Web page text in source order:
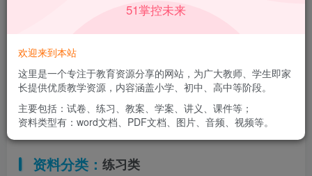
适用年级：四年级下册
文件类型：高清PDF
资料分类： 练习类
51掌控未来
欢迎来到本站
这里是一个专注于教育资源分享的网站，为广大教师、学生即家
长提供优质教学资源，内容涵盖小学、初中、高中等阶段。
主要包括：试卷、练习、教案、学案、讲义、课件等；
资料类型有：word文档、PDF文档、图片、音频、视频等。